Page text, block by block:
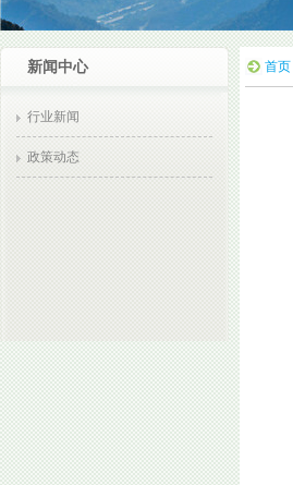
新闻中心
行业新闻
政策动态
首页